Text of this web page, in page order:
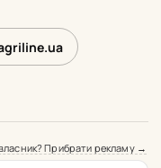
Прибрати рекламу →